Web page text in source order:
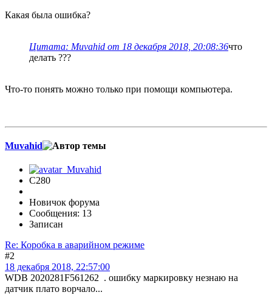
Какая была ошибка?
Цитата: Muvahid от 18 декабря 2018, 20:08:36что
делать ???
Что-то понять можно только при помощи компьютера.
Muvahid
C280
Новичок форума
Сообщения: 13
Записан
Re: Коробка в аварийном режиме
#2
18 декабря 2018, 22:57:00
WDB 2020281F561262 . ошибку маркировку незнаю на
датчик плато ворчало...